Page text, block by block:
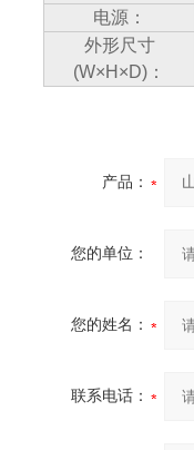
电源：
外形尺寸
(W×H×D) ：
产品：
您的单位：
您的姓名：
联系电话：